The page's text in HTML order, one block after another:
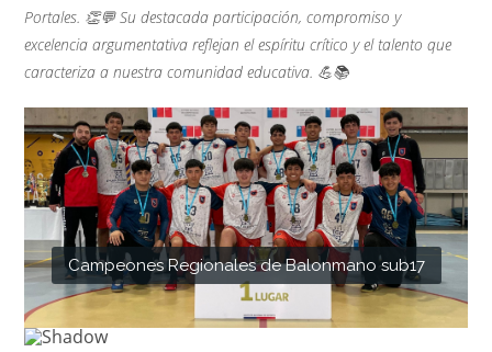
Portales. 👏💬 Su destacada participación, compromiso y
excelencia argumentativa reflejan el espíritu crítico y el talento que
caracteriza a nuestra comunidad educativa. 💪📚
Campeones Regionales de Balonmano sub17